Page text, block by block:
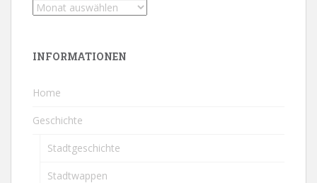
INFORMATIONEN
Home
Geschichte
Stadtgeschichte
Stadtwappen